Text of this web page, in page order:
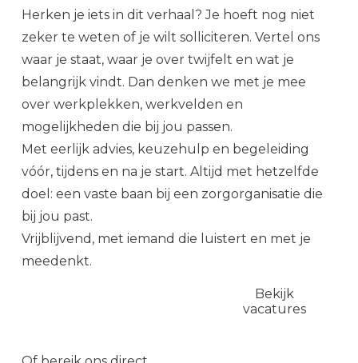
Herken je iets in dit verhaal? Je hoeft nog niet
zeker te weten of je wilt solliciteren. Vertel ons
waar je staat, waar je over twijfelt en wat je
belangrijk vindt. Dan denken we met je mee
over werkplekken, werkvelden en
mogelijkheden die bij jou passen.
Met eerlijk advies, keuzehulp en begeleiding
vóór, tijdens en na je start. Altijd met hetzelfde
doel: een vaste baan bij een zorgorganisatie die
bij jou past.
Vrijblijvend, met iemand die luistert en met je
meedenkt.
Bekijk
vacatures